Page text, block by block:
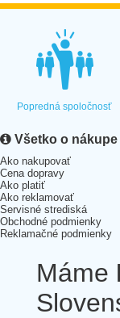
Popredná spoločnosť
Všetko o nákupe
Ako nakupovať
Cena dopravy
Ako platiť
Ako reklamovať
Servisné strediská
Obchodné podmienky
Reklamačné podmienky
Máme